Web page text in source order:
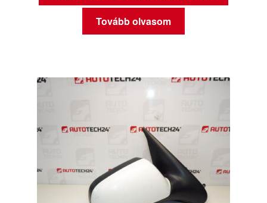
Tovább olvasom